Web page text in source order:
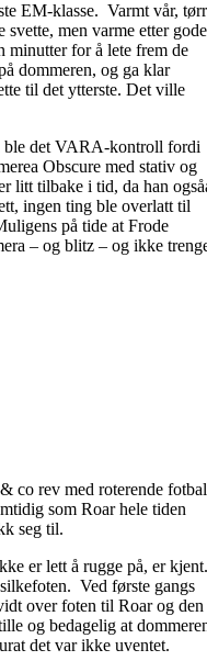
EM-klasse. Varmt vår, tørr
men varme etter gode
minutter for å lete frem de
dommeren, og ga klar
til det ytterste. Det ville
ble det VARA-kontroll fordi
Obscure med stativ og
litt tilbake i tid, da han
ingen ting ble overlatt til
på tide at Frode
– og blitz – og ikke
co rev med roterende
som Roar hele tiden
seg til.
er lett å rugge på, er kjent.
Ved første gangs
over foten til Roar og den
og bedagelig at
det var ikke uventet.